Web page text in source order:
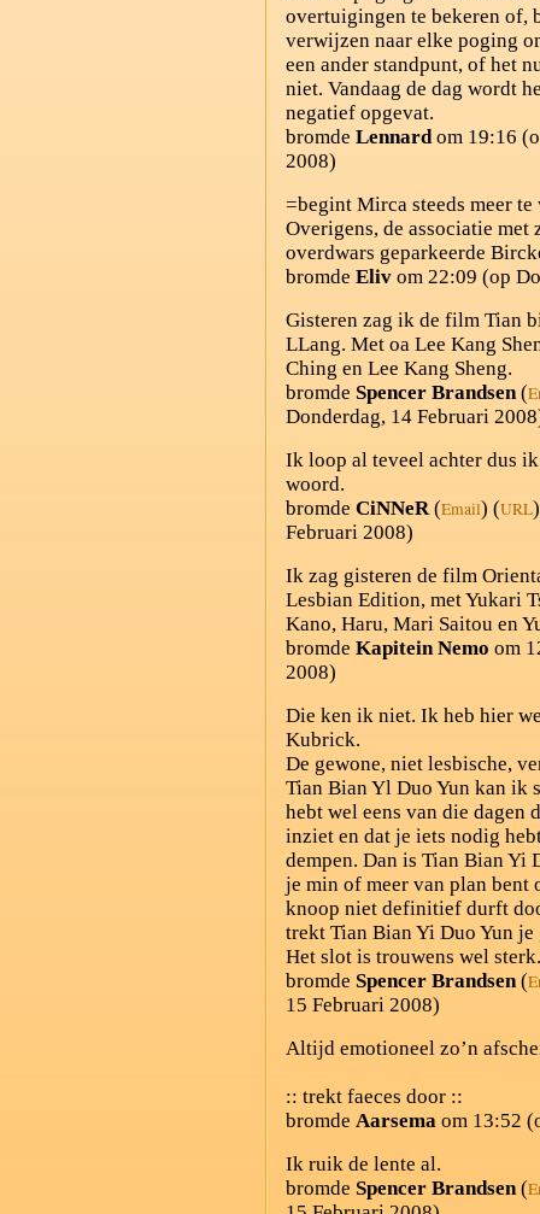
overtuigingen te bekeren of,
verwijzen naar elke poging
een ander standpunt, of het
niet. Vandaag de dag wordt
negatief opgevat.
bromde Lennardom 19:16
2008)
=begint Mirca steeds meer te
Overigens, de associatie
overdwars geparkeerde
bromde Eliv om 22:09 (op
Gisteren zag ik de film Tian
LLang. Met oa Lee Kang
Ching en Lee Kang Sheng.
bromde Spencer Brandsen(
Donderdag, 14 Februari
Ik loop al teveel achter dus
woord.
bromde CiNNeR(Email) (URL
Februari 2008)
Ik zag gisteren de film
Lesbian Edition, met Yukari
Kano, Haru, Mari Saitou en
bromde Kapitein Nemo om
2008)
Die ken ik niet. Ik heb hier
Kubrick.
De gewone, niet lesbische,
Tian Bian Yl Duo Yun kan ik
hebt wel eens van die dagen
inziet en dat je iets nodig
dempen. Dan is Tian Bian Yi
je min of meer van plan bent
knoop niet definitief durft
trekt Tian Bian Yi Duo Yun je
Het slot is trouwens wel sterk.
bromde Spencer Brandsen(
15 Februari 2008)
Altijd emotioneel zo’n
:: trekt faeces door ::
bromde Aarsema om 13:52
Ik ruik de lente al.
bromde Spencer Brandsen(